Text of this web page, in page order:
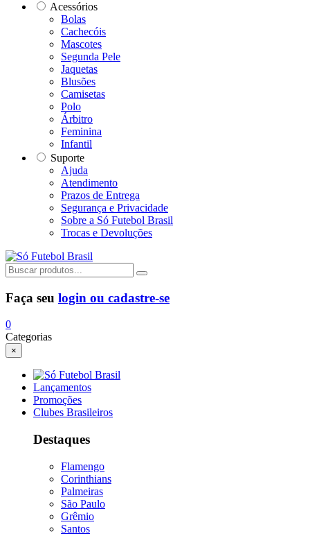
Acessórios
Bolas
Cachecóis
Mascotes
Segunda Pele
Jaquetas
Blusões
Camisetas
Polo
Árbitro
Feminina
Infantil
Suporte
Ajuda
Atendimento
Prazos de Entrega
Segurança e Privacidade
Sobre a Só Futebol Brasil
Trocas e Devoluções
Faça seu login ou cadastre-se
0
Categorias
×
Lançamentos
Promoções
Clubes Brasileiros
Destaques
Flamengo
Corinthians
Palmeiras
São Paulo
Grêmio
Santos